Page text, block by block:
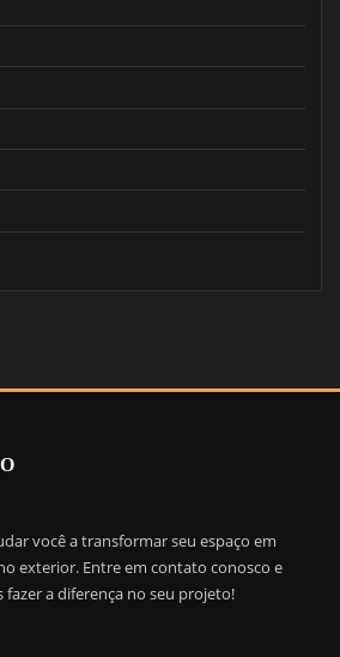
você a transformar seu espaço em
exterior. Entre em contato conosco e
a diferença no seu projeto!